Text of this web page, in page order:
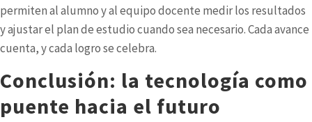
permiten al alumno y al equipo docente medir los resultados
y ajustar el plan de estudio cuando sea necesario. Cada avance
cuenta, y cada logro se celebra.
Conclusión: la tecnología como
puente hacia el futuro